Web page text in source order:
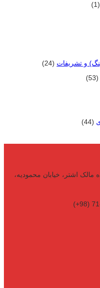
(1)
و تشریفات (24)
(53)
(44)
مالک اشتر، خیابان محمودیه،